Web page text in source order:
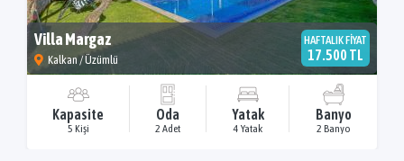
Villa Margaz
Kalkan / Üzümlü
HAFTALIK FİYAT
17.500 TL
Kapasite
5 Kişi
Oda
2 Adet
Yatak
4 Yatak
Banyo
2 Banyo